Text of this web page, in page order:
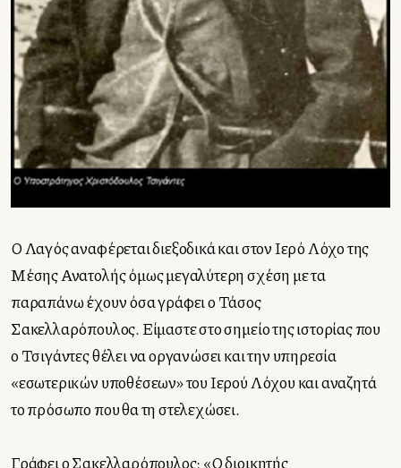
Ο Λαγός αναφέρεται διεξοδικά και στον Ιερό Λόχο της
Μέσης Ανατολής όμως μεγαλύτερη σχέση με τα
παραπάνω έχουν όσα γράφει ο Τάσος
Σακελλαρόπουλος. Είμαστε στο σημείο της ιστορίας που
ο Τσιγάντες θέλει να οργανώσει και την υπηρεσία
«εσωτερικών υποθέσεων» του Ιερού Λόχου και αναζητά
το πρόσωπο που θα τη στελεχώσει.
Γράφει ο Σακελλαρόπουλος: «Ο διοικητής